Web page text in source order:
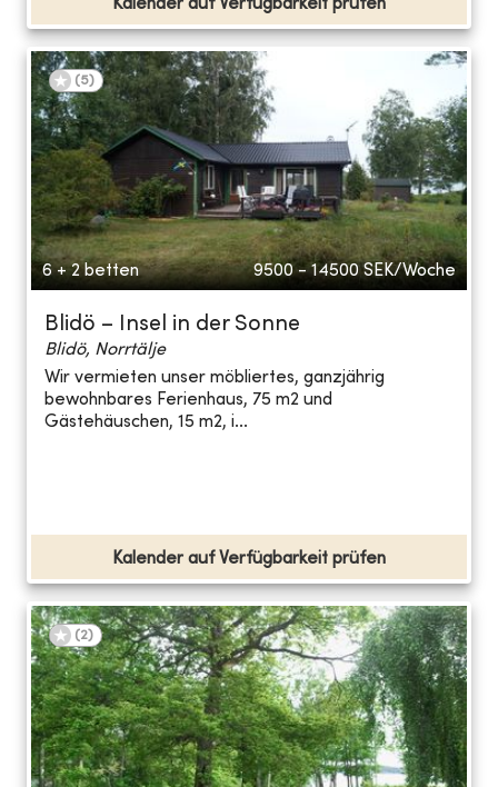
Kalender auf Verfügbarkeit prüfen
(5)
6 + 2 betten 9500 - 14500 SEK/Woche
Blidö – Insel in der Sonne
Blidö, Norrtälje
Wir vermieten unser möbliertes, ganzjährig
bewohnbares Ferienhaus, 75 m2 und
Gästehäuschen, 15 m2, i...
Kalender auf Verfügbarkeit prüfen
(2)